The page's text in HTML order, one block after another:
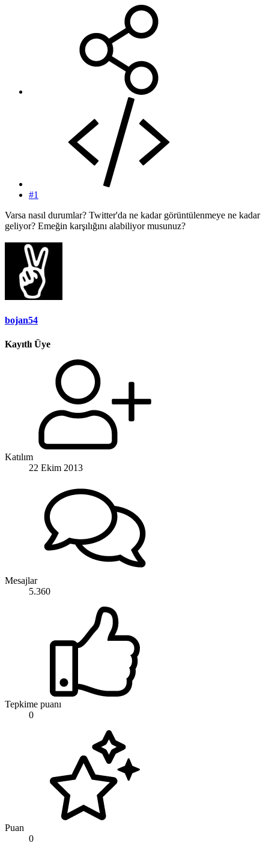
#1
Varsa nasıl durumlar? Twitter'da ne kadar görüntülenmeye ne kadar
geliyor? Emeğin karşılığını alabiliyor musunuz?
bojan54
Kayıtlı Üye
Katılım
22 Ekim 2013
Mesajlar
5.360
Tepkime puanı
0
Puan
0